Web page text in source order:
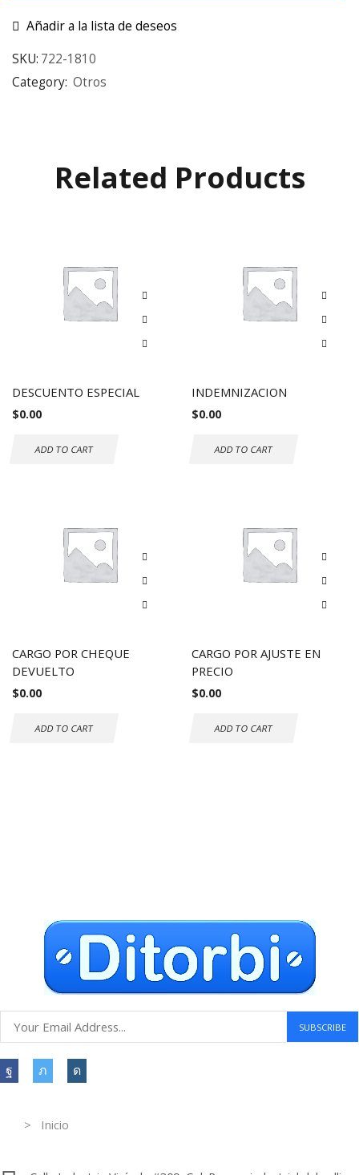
Añadir a la lista de deseos
SKU: 722-1810
Category: Otros
Related Products
DESCUENTO ESPECIAL
$0.00
ADD TO CART
INDEMNIZACION
$0.00
ADD TO CART
CARGO POR CHEQUE
DEVUELTO
$0.00
ADD TO CART
CARGO POR AJUSTE EN
PRECIO
$0.00
ADD TO CART
> Inicio